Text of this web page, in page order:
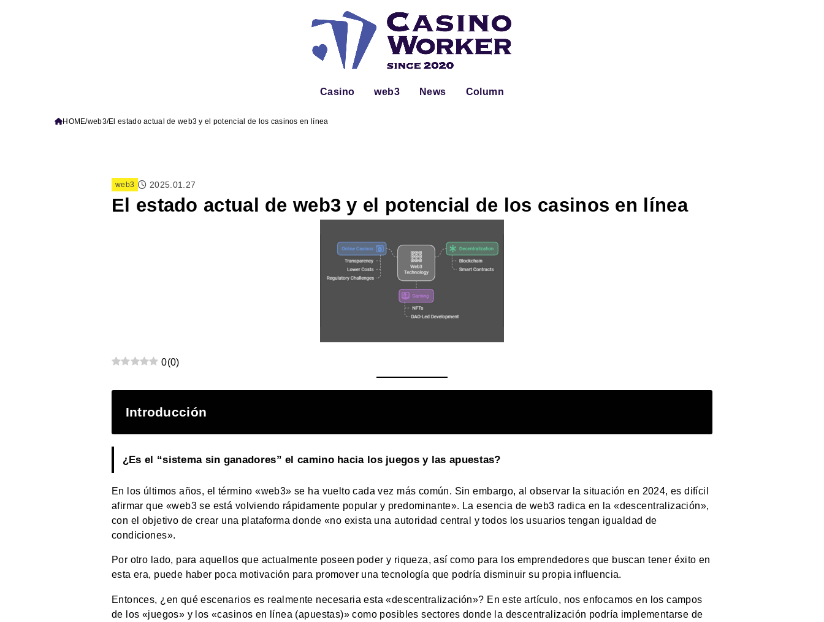
Casino web3 News Column
HOME web3 El estado actual de web3 y el potencial de los casinos en línea
web3 2025.01.27
El estado actual de web3 y el potencial de los casinos en línea
0(0)
Introducción
¿Es el “sistema sin ganadores” el camino hacia los juegos y las apuestas?
En los últimos años, el término «web3» se ha vuelto cada vez más común. Sin embargo, al observar la situación en 2024, es difícil
afirmar que «web3 se está volviendo rápidamente popular y predominante». La esencia de web3 radica en la «descentralización»,
con el objetivo de crear una plataforma donde «no exista una autoridad central y todos los usuarios tengan igualdad de
condiciones».
Por otro lado, para aquellos que actualmente poseen poder y riqueza, así como para los emprendedores que buscan tener éxito en
esta era, puede haber poca motivación para promover una tecnología que podría disminuir su propia influencia.
Entonces, ¿en qué escenarios es realmente necesaria esta «descentralización»? En este artículo, nos enfocamos en los campos
de los «juegos» y los «casinos en línea (apuestas)» como posibles sectores donde la descentralización podría implementarse de